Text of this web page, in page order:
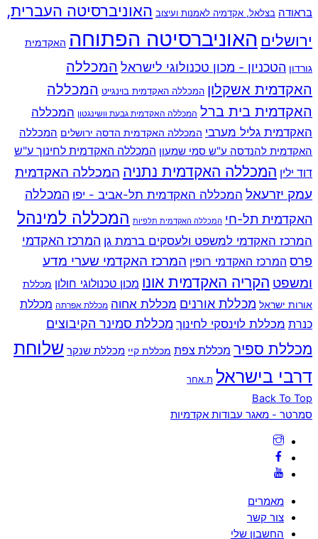
בראודה בצלאל, אקדמיה לאמנות ועיצוב האוניברסיטה העברית,
ירושלים האוניברסיטה הפתוחה האקדמית
גורדון הטכניון - מכון טכנולוגי לישראל המכללה
האקדמית אשקלון המכללה האקדמית בוינגייט המכללה
האקדמית בית ברל המכללה האקדמית גבעת וושינגטון המכללה
האקדמית גליל מערבי המכללה האקדמית הדסה ירושלים המכללה
האקדמית להנדסה ע"ש סמי שמעון המכללה האקדמית לחינוך ע"ש
דוד ילין המכללה האקדמית נתניה המכללה האקדמית
עמק יזרעאל המכללה האקדמית תל-אביב - יפו המכללה
האקדמית תל-חי המכללה האקדמית תלפיות המכללה למינהל
המרכז האקדמי למשפט ולעסקים ברמת גן המרכז האקדמי
פרס המרכז האקדמי רופין המרכז האקדמי שערי מדע
ומשפט הקריה האקדמית אונו מכון טכנולוגי חולון מכללת
אורות ישראל מכללת אורנים מכללת אחוה מכללת אפרתה מכללת
כנרת מכללת לוינסקי לחינוך מכללת סמינר הקיבוצים
מכללת ספיר מכללת צפת מכללת קיי מכללת שנקר שלוחת
דרבי בישראל ת.אחר
Back To Top
סמרטר - מאגר עבודות אקדמיות
מאמרים
צור קשר
החשבון שלי